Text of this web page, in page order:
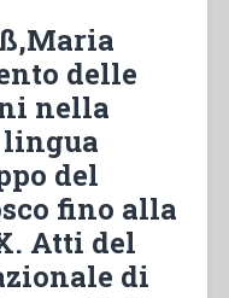
delle
nella
lingua
del
fino alla
Atti del
di